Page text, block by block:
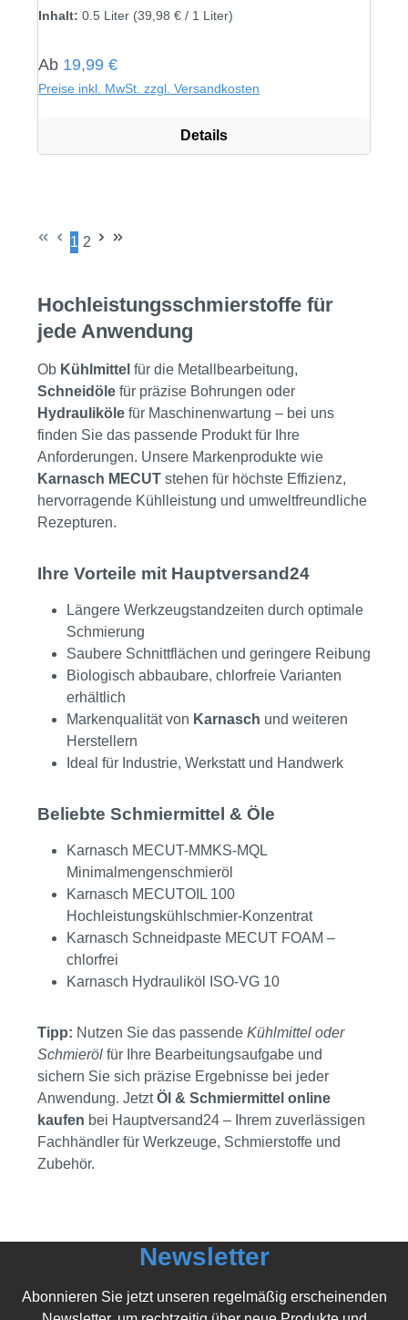
Inhalt: 0.5 Liter (39,98 € / 1 Liter)
Regulärer Preis:
Ab 19,99 €
Preise inkl. MwSt. zzgl. Versandkosten
Details
Seite
1
Seite
2
Hochleistungsschmierstoffe für
jede Anwendung
Ob Kühlmittel für die Metallbearbeitung,
Schneidöle für präzise Bohrungen oder
Hydrauliköle für Maschinenwartung – bei uns
finden Sie das passende Produkt für Ihre
Anforderungen. Unsere Markenprodukte wie
Karnasch MECUT stehen für höchste Effizienz,
hervorragende Kühlleistung und umweltfreundliche
Rezepturen.
Ihre Vorteile mit Hauptversand24
Längere Werkzeugstandzeiten durch optimale
Schmierung
Saubere Schnittflächen und geringere Reibung
Biologisch abbaubare, chlorfreie Varianten
erhältlich
Markenqualität von Karnasch und weiteren
Herstellern
Ideal für Industrie, Werkstatt und Handwerk
Beliebte Schmiermittel & Öle
Karnasch MECUT-MMKS-MQL
Minimalmengenschmieröl
Karnasch MECUTOIL 100
Hochleistungskühlschmier-Konzentrat
Karnasch Schneidpaste MECUT FOAM –
chlorfrei
Karnasch Hydrauliköl ISO-VG 10
Tipp: Nutzen Sie das passende Kühlmittel oder
Schmieröl für Ihre Bearbeitungsaufgabe und
sichern Sie sich präzise Ergebnisse bei jeder
Anwendung. JetztÖl & Schmiermittel online
kaufen bei Hauptversand24 – Ihrem zuverlässigen
Fachhändler für Werkzeuge, Schmierstoffe und
Zubehör.
Newsletter
Abonnieren Sie jetzt unseren regelmäßig erscheinenden